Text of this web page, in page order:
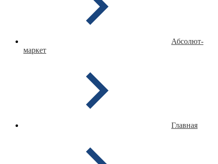
Абсолют-
маркет
Главная